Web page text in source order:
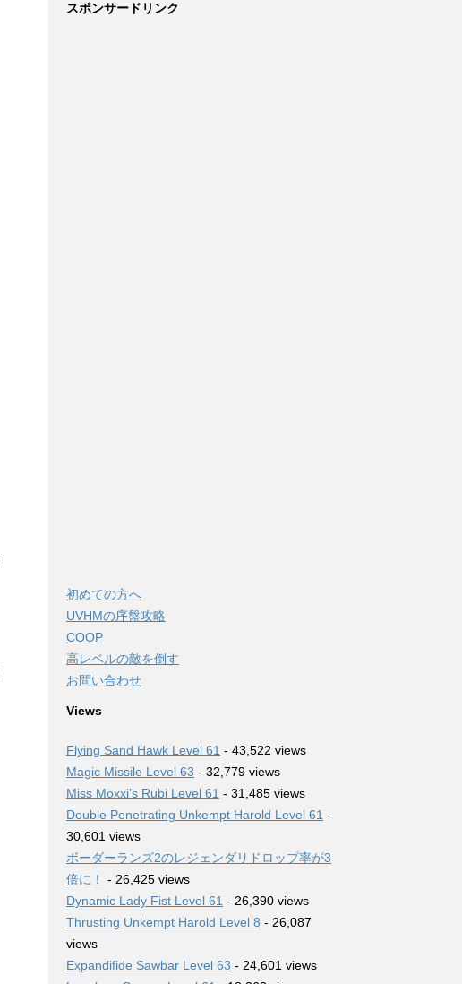
スポンサードリンク
初めての方へ
UVHMの序盤攻略
COOP
高レベルの敵を倒す
お問い合わせ
Views
Flying Sand Hawk Level 61 - 43,522 views
Magic Missile Level 63 - 32,779 views
Miss Moxxi’s Rubi Level 61 - 31,485 views
Double Penetrating Unkempt Harold Level 61 -
30,601 views
ボーダーランズ2のレジェンダリドロップ率が3
倍に！
- 26,425 views
Dynamic Lady Fist Level 61 - 26,390 views
Thrusting Unkempt Harold Level 8 - 26,087
views
Expandifide Sawbar Level 63 - 24,601 views